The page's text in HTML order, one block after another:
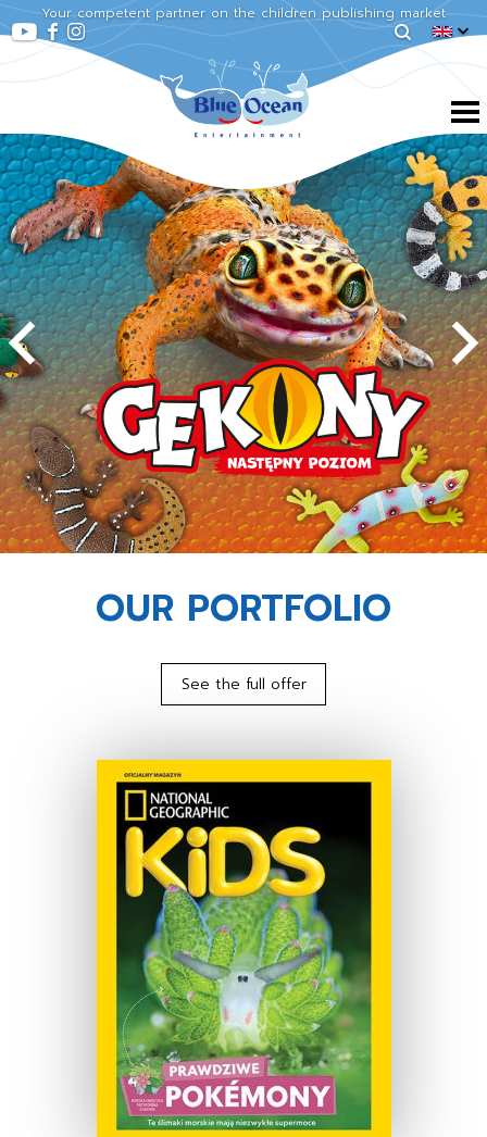
Your competent partner on the children publishing market
OUR PORTFOLIO
See the full offer